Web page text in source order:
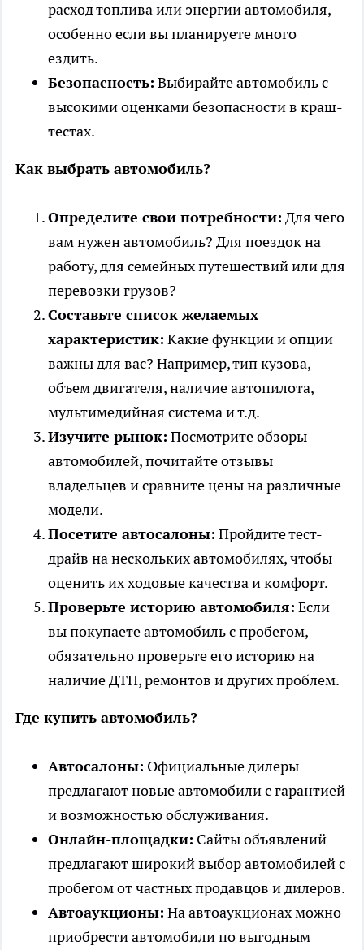
расход топлива или энергии автомобиля,
особенно если вы планируете много
ездить.
Безопасность: Выбирайте автомобиль с
высокими оценками безопасности в краш-
тестах.
Как выбрать автомобиль?
Определите свои потребности: Для чего
вам нужен автомобиль? Для поездок на
работу, для семейных путешествий или для
перевозки грузов?
Составьте список желаемых
характеристик: Какие функции и опции
важны для вас? Например, тип кузова,
объем двигателя, наличие автопилота,
мультимедийная система и т.д.
Изучите рынок: Посмотрите обзоры
автомобилей, почитайте отзывы
владельцев и сравните цены на различные
модели.
Посетите автосалоны: Пройдите тест-
драйв на нескольких автомобилях, чтобы
оценить их ходовые качества и комфорт.
Проверьте историю автомобиля: Если
вы покупаете автомобиль с пробегом,
обязательно проверьте его историю на
наличие ДТП, ремонтов и других проблем.
Где купить автомобиль?
Автосалоны: Официальные дилеры
предлагают новые автомобили с гарантией
и возможностью обслуживания.
Онлайн-площадки: Сайты объявлений
предлагают широкий выбор автомобилей с
пробегом от частных продавцов и дилеров.
Автоаукционы: На автоаукционах можно
приобрести автомобили по выгодным